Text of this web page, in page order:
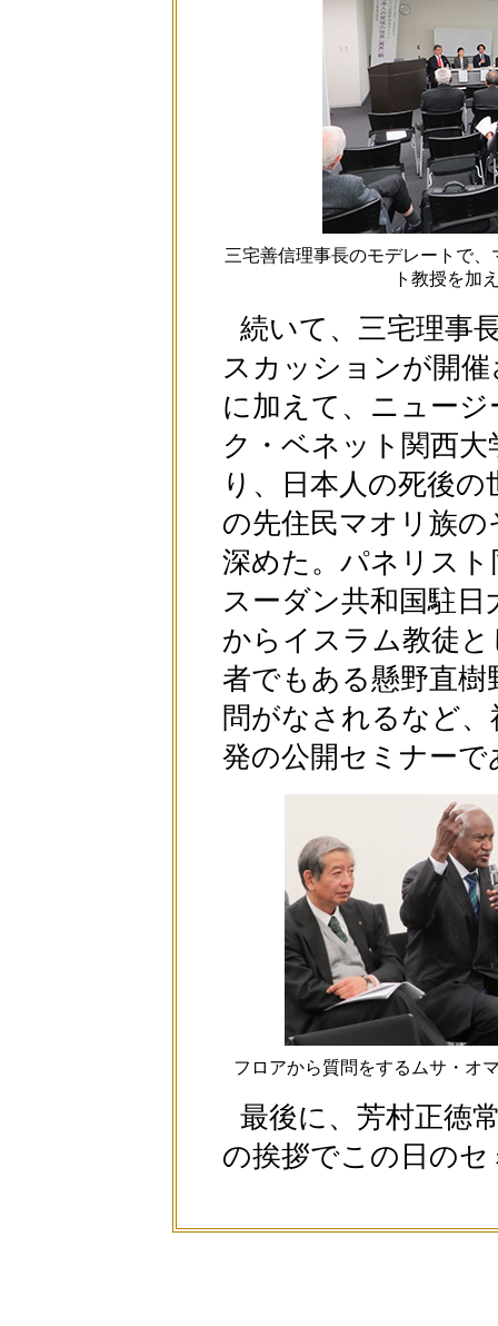
三宅善信理事長のモデレートで
ト教授を加
続いて、三宅理事
スカッションが開
に加えて、ニュー
ク・ベネット関西
り、日本人の死後
の先住民マオリ族
深めた。パネリス
スーダン共和国駐
からイスラム教徒
者でもある懸野直樹
問がなされるなど
発の公開セミナーで
フロアから質問をするムサ・オ
最後に、芳村正徳
の挨拶でこの日の